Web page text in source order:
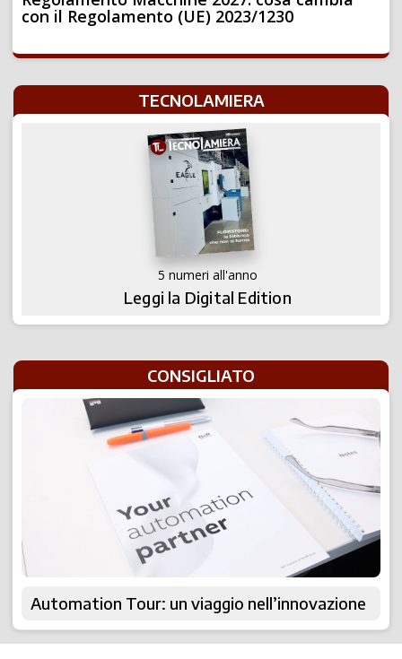
con il Regolamento (UE) 2023/1230
TECNOLAMIERA
5 numeri all'anno
Leggi la Digital Edition
CONSIGLIATO
Automation Tour: un viaggio nell’innovazione